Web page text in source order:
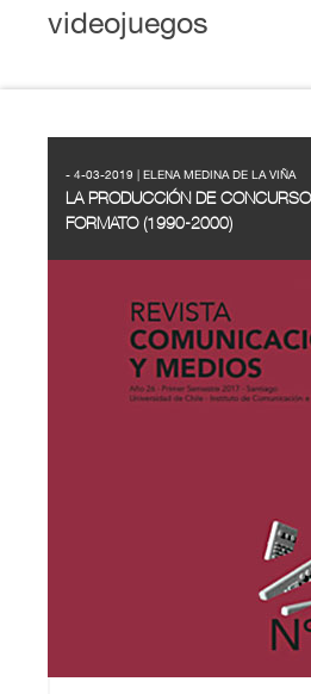
videojuegos
- 4-03-2019 | ELENA MEDINA DE LA VIÑA
LA PRODUCCIÓN DE
FORMATO (1990-2000)